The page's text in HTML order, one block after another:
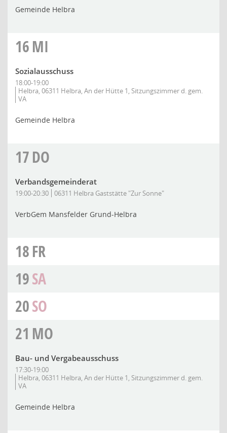
Gemeinde Helbra
16MI
Sozialausschuss
18:00-19:00
Helbra, 06311 Helbra, An der Hütte 1, Sitzungszimmer d. gem.
VA
Gemeinde Helbra
17DO
Verbandsgemeinderat
19:00-20:30 06311 Helbra Gaststätte "Zur Sonne"
VerbGem Mansfelder Grund-Helbra
18FR
19SA
20SO
21 MO
Bau- und Vergabeausschuss
17:30-19:00
Helbra, 06311 Helbra, An der Hütte 1, Sitzungszimmer d. gem.
VA
Gemeinde Helbra